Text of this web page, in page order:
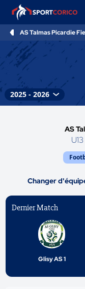
AS Talmas Picardie
AS
Changer
Dernier Match
Glisy AS 1